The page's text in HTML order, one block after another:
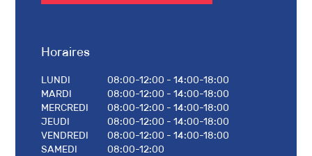
Horaires
LUNDI
08:00-12:00 - 14:00-18:00
MARDI
08:00-12:00 - 14:00-18:00
MERCREDI
08:00-12:00 - 14:00-18:00
JEUDI
08:00-12:00 - 14:00-18:00
VENDREDI
08:00-12:00 - 14:00-18:00
SAMEDI
08:00-12:00